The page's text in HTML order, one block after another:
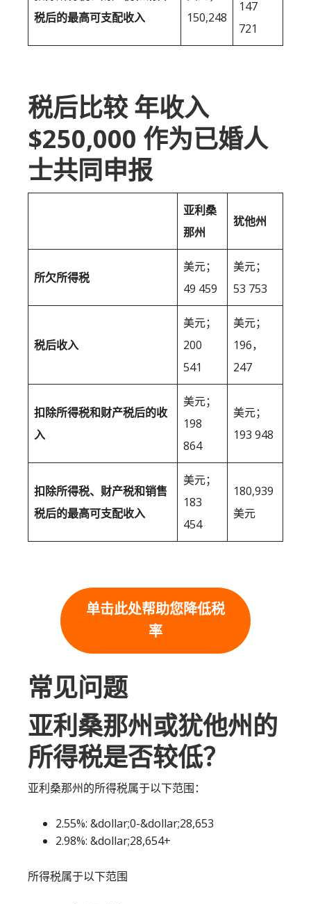
税后的最高可支配收入
150,248
147
721
税后比较 年收入
$250,000 作为已婚人
士共同申报
亚利桑
那州
犹他州
所欠所得税
美元；
49 459
美元；
53 753
税后收入
美元；
200
541
美元；
196，
247
扣除所得税和财产税后的收
入
美元；
198
864
美元；
193 948
扣除所得税、财产税和销售
税后的最高可支配收入
美元；
183
454
180,939
美元
单击此处帮助您降低税
率
常见问题
亚利桑那州或犹他州的
所得税是否较低？
亚利桑那州的所得税属于以下范围：
2.55%: &dollar;0-&dollar;28,653
2.98%: &dollar;28,654+
所得税属于以下范围